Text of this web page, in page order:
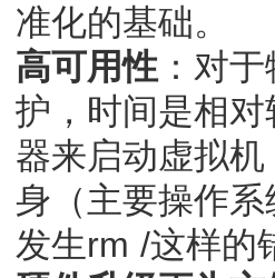
准化的基础。
高可用性 ：对
护，时间是相
器来启动虚拟
身（主要操作
发生rm /这样的